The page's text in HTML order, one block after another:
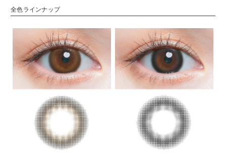
全色ラインナップ